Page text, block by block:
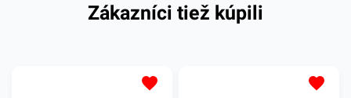
je vyrobená z odolného
lyžička na kávu nájde veľké
Zákazníci tiež kúpili